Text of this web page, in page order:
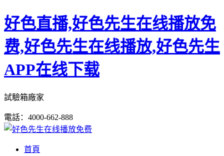
好色直播,好色先生在线播放免
费,好色先生在线播放,好色先生
APP在线下载
試驗箱廠家
電話：4000-662-888
首頁